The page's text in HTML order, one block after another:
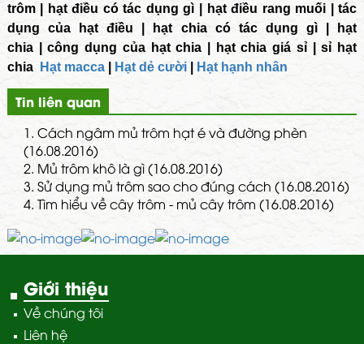
trôm| hạt điều có tác dụng gì hạt điều rang muối |tác
dụng của hạt điều
hạt chia có tác dụng gì|
hạt
chia|công dụng của hạt chia hạt chia giá sỉ|sỉ hạt
chia
Hạt macca| Hạt dẻ cười| Hạt hạnh nhân
Tin liên quan
1. Cách ngâm mủ trôm hạt é và đường phèn
(16.08.2016)
2. Mủ trôm khô là gì (16.08.2016)
3. Sử dụng mủ trôm sao cho đúng cách (16.08.2016)
4. Tìm hiểu về cây trôm - mủ cây trôm (16.08.2016)
Giới thiệu
Về chúng tôi
Liên hệ